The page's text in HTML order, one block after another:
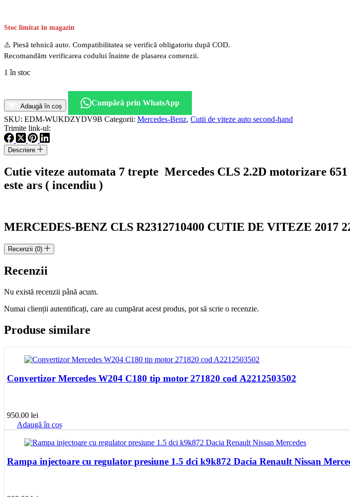
Stoc limitat în magazin
⚠️ Piesă tehnică auto. Compatibilitatea se verifică obligatoriu după COD.
Recomandăm verificarea codului înainte de plasarea comenzii.
1 în stoc
Cutie
viteze
automata
Mercedes
CLS
2.2D
motorizare
cod
R2312710400
Adaugă în coș
Cumpără prin WhatsApp
SKU: EDM-WUKDZYDV9B Categorii: Mercedes-Benz, Cutii de viteze auto second-hand
Trimite link-ul:
Descriere
Cutie viteze automata 7 trepte Mercedes CLS 2.2D motorizare
este ars ( incendiu )
MERCEDES-BENZ CLS R2312710400 CUTIE DE VITEZE 2017
Recenzii (0)
Recenzii
Nu există recenzii până acum.
Numai clienții autentificați, care au cumpărat acest produs, pot să scrie o recenzie.
Produse similare
Convertizor Mercedes W204 C180 tip motor 271820 cod A2212503502
950.00 lei
Adaugă în coș
Rampa injectoare cu regulator presiune 1.5 dci k9k872 Dacia Renault Nissan